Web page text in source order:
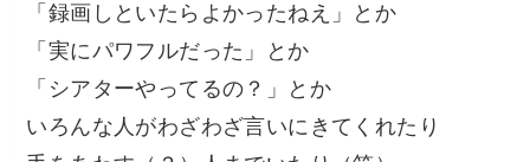
「録画しといたらよかったねえ」とか
「実にパワフルだった」とか
「シアターやってるの？」とか
いろんな人がわざわざ言いにきてくれたり